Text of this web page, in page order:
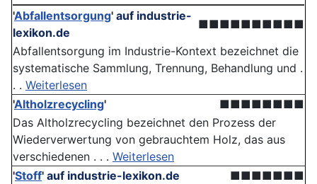
'Abfallentsorgung' auf industrie-
lexikon.de
■■■■■■■■■■
Abfallentsorgung im Industrie-Kontext bezeichnet die
systematische Sammlung, Trennung, Behandlung und .
. . Weiterlesen
'Altholzrecycling'
■■■■■■■■
Das Altholzrecycling bezeichnet den Prozess der
Wiederverwertung von gebrauchtem Holz, das aus
verschiedenen . . . Weiterlesen
'Stoff' auf industrie-lexikon.de
■■■■■■■